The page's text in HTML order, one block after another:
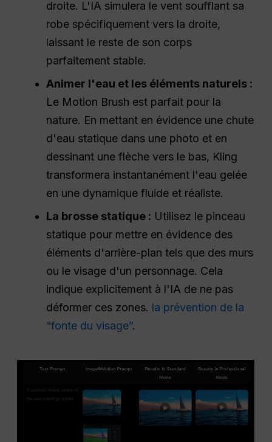
droite. L'IA simulera le vent soufflant sa
robe spécifiquement vers la droite,
laissant le reste de son corps
parfaitement stable.
Animer l'eau et les éléments naturels :
Le Motion Brush est parfait pour la
nature. En mettant en évidence une chute
d'eau statique dans une photo et en
dessinant une flèche vers le bas, Kling
transformera instantanément l'eau gelée
en une dynamique fluide et réaliste.
La brosse statique : Utilisez le pinceau
statique pour mettre en évidence des
éléments d'arrière-plan tels que des murs
ou le visage d'un personnage. Cela
indique explicitement à l'IA de ne pas
déformer ces zones. la prévention de la
“fonte du visage”.